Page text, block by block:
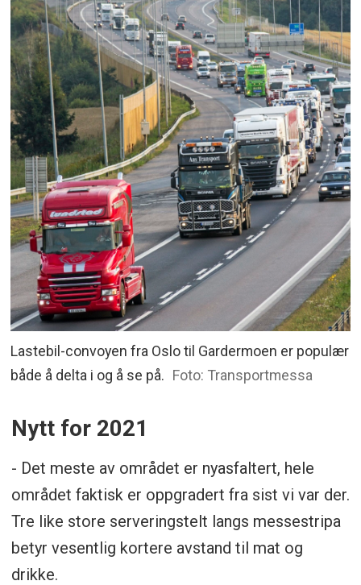
Lastebil-convoyen fra Oslo til Gardermoen er populær
både å delta i og å se på. Foto: Transportmessa
Nytt for 2021
- Det meste av området er nyasfaltert, hele
området faktisk er oppgradert fra sist vi var der.
Tre like store serveringstelt langs messestripa
betyr vesentlig kortere avstand til mat og
drikke.